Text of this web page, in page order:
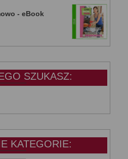
- eBook
SZUKASZ:
KATEGORIE: